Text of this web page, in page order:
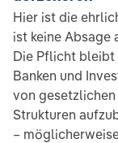
Hier ist die
ist keine Absage
Die Pflicht bleibt
Banken und
von
Strukturen
–